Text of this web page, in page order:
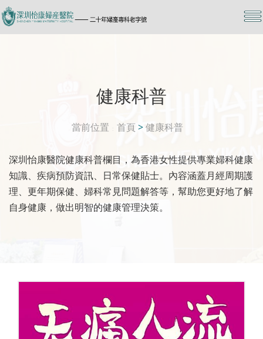
健康科普
當前位置 首頁 >健康科普
深圳怡康醫院健康科普欄目，為香港女性提供專業婦科健康
知識、疾病預防資訊、日常保健貼士。內容涵蓋月經周期護
理、更年期保健、婦科常見問題解答等，幫助您更好地了解
自身健康，做出明智的健康管理決策。